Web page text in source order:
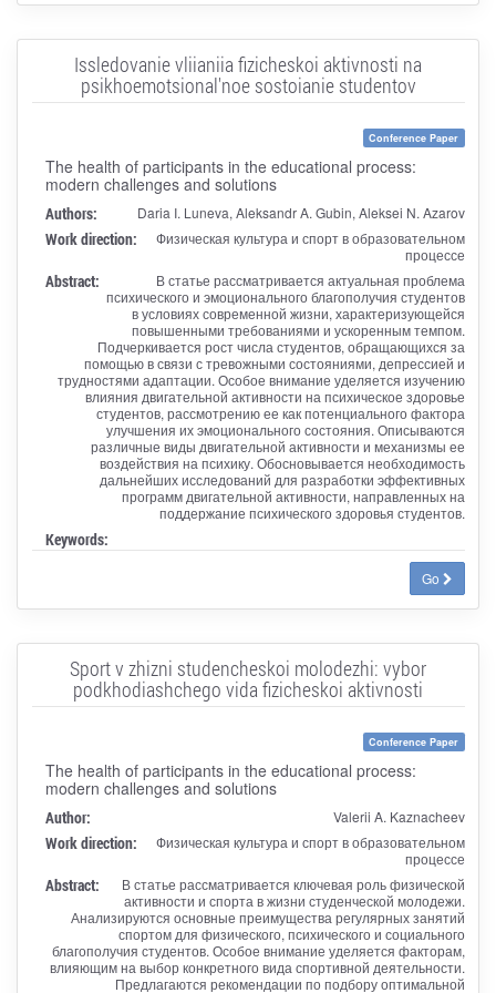
Issledovanie vliianiia fizicheskoi aktivnosti na
psikhoemotsional'noe sostoianie studentov
Conference Paper
The health of participants in the educational process:
modern challenges and solutions
Authors: Daria I. Luneva, Aleksandr A. Gubin, Aleksei N. Azarov
Work direction:
Физическая культура и спорт в образовательном
процессе
Abstract:
В статье рассматривается актуальная проблема
психического и эмоционального благополучия студентов
в условиях современной жизни, характеризующейся
повышенными требованиями и ускоренным темпом.
Подчеркивается рост числа студентов, обращающихся за
помощью в связи с тревожными состояниями, депрессией и
трудностями адаптации. Особое внимание уделяется изучению
влияния двигательной активности на психическое здоровье
студентов, рассмотрению ее как потенциального фактора
улучшения их эмоционального состояния. Описываются
различные виды двигательной активности и механизмы ее
воздействия на психику. Обосновывается необходимость
дальнейших исследований для разработки эффективных
программ двигательной активности, направленных на
поддержание психического здоровья студентов.
Keywords:
Go
Sport v zhizni studencheskoi molodezhi: vybor
podkhodiashchego vida fizicheskoi aktivnosti
Conference Paper
The health of participants in the educational process:
modern challenges and solutions
Author: Valerii A. Kaznacheev
Work direction:
Физическая культура и спорт в образовательном
процессе
Abstract:
В статье рассматривается ключевая роль физической
активности и спорта в жизни студенческой молодежи.
Анализируются основные преимущества регулярных занятий
спортом для физического, психического и социального
благополучия студентов. Особое внимание уделяется факторам,
влияющим на выбор конкретного вида спортивной деятельности.
Предлагаются рекомендации по подбору оптимальной